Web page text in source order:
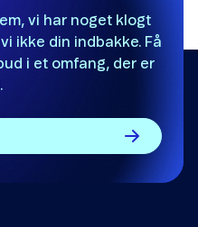
forstå.
mit problem.
vi har noget klogt
ikke din indbakke. Få
i et omfang, der er